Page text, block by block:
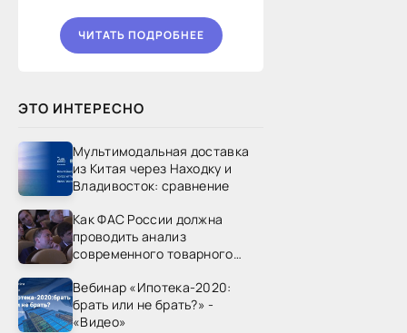
ЧИТАТЬ ПОДРОБНЕЕ
ЭТО ИНТЕРЕСНО
Мультимодальная доставка
из Китая через Находку и
Владивосток: сравнение
Как ФАС России должна
проводить анализ
современного товарного
России»
Вебинар «Ипотека-2020:
брать или не брать?» -
«Видео»